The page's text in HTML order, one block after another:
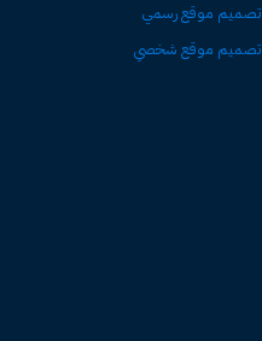
تصميم موقع رسمي
تصميم موقع شخصي